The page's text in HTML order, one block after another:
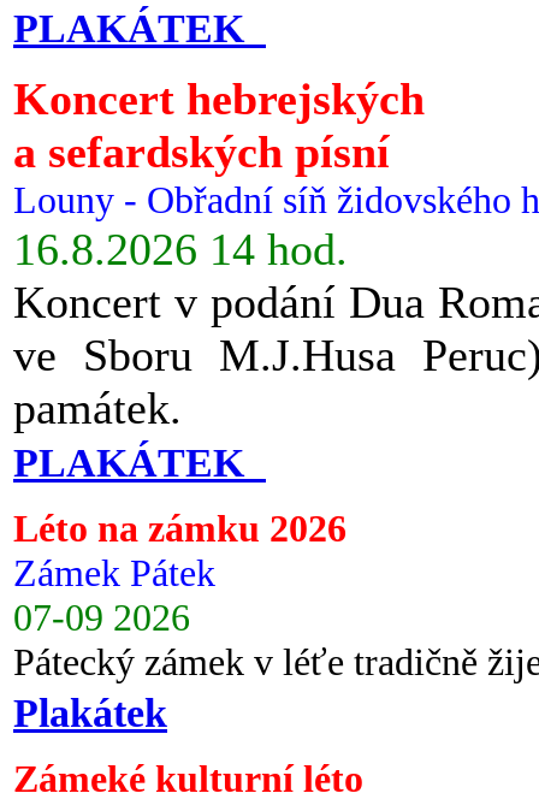
PLAKÁTEK
Koncert hebrejských
a sefardských písní
Louny - Obřadní síň židovského
16.8.2026 14 hod.
Koncert v podání Dua
ve Sboru M.J.Husa
památek.
PLAKÁTEK
Léto na zámku 2026
Zámek Pátek
07-09 2026
Pátecký zámek v léťe tradičně
Plakátek
Zámeké kulturní léto